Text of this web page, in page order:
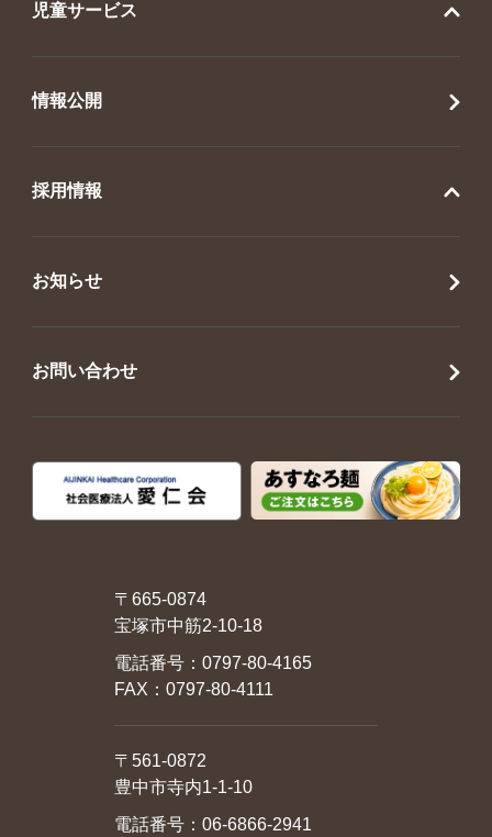
児童サービス
情報公開
採用情報
お知らせ
お問い合わせ
〒665-0874
宝塚市中筋2-10-18
電話番号： 0797-80-4165
FAX：0797-80-4111
〒561-0872
豊中市寺内1-1-10
電話番号： 06-6866-2941